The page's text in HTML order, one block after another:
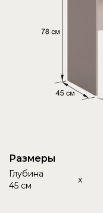
Размеры
Глубина
45 см
x